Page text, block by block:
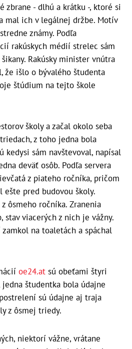
zbrane - dlhú a krátku -, ktoré si
mal ich v legálnej držbe. Motív
známy. Podľa
rakúskych médií strelec sám
Rakúsky minister vnútra
že išlo o bývalého študenta
štúdium na tejto škole
školy a začal okolo seba
z toho jedna bola
kedysi sám navštevoval, napísal
deväť osôb. Podľa servera
z piateho ročníka, pričom
pred budovou školy.
ôsmeho ročníka. Zranenia
stav viacerých z nich je vážny.
na toaletách a spáchal
oe24.at sú obeťami štyri
študentka bola údajne
sú údajne aj traja
z ôsmej triedy.
niektorí vážne, vrátane